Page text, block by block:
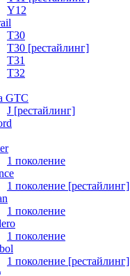
Y12
T30
T30 [рестайлинг]
T31
T32
GTC
J [рестайлинг]
1 поколение
1 поколение [рестайлинг]
1 поколение
1 поколение
1 поколение [рестайлинг]